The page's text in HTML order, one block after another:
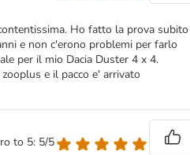
Ho fatto la prova subito
e non c'erono problemi per farlo
per il mio Dacia Duster 4 x 4.
e il pacco e' arrivato
to 5: 5/5